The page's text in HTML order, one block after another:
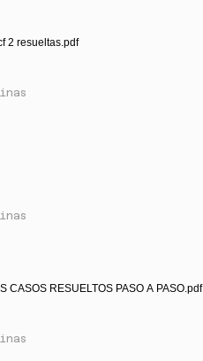
2 resueltas.pdf
CASOS RESUELTOS PASO A PASO.pdf